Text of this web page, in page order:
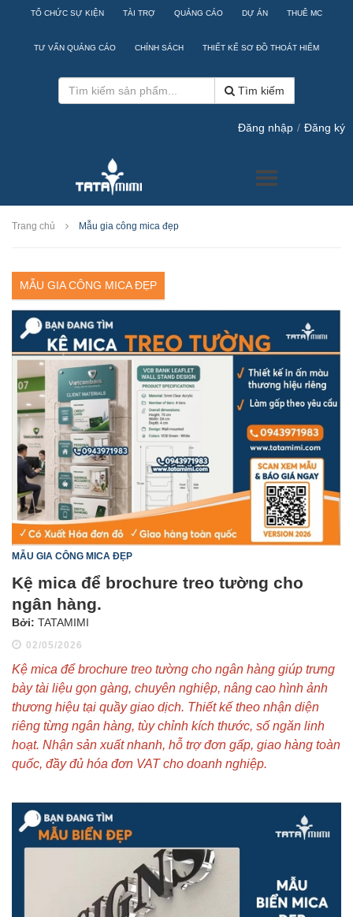
TỔ CHỨC SỰ KIỆN TÀI TRỢ QUẢNG CÁO DỰ ÁN THUÊ MC
TƯ VẤN QUẢNG CÁO CHÍNH SÁCH THIẾT KẾ SƠ ĐỒ THOÁT HIỂM
Tìm kiếm
Đăng nhập / Đăng ký
Trang chủ Mẫu gia công mica đẹp
MẪU GIA CÔNG MICA ĐẸP
MẪU GIA CÔNG MICA ĐẸP
Kệ mica để brochure treo tường cho
ngân hàng.
Bởi: TATAMIMI
02/05/2026
Kệ mica để brochure treo tường cho ngân hàng giúp trưng
bày tài liệu gọn gàng, chuyên nghiệp, nâng cao hình ảnh
thương hiệu tại quầy giao dịch. Thiết kế theo nhận diện
riêng từng ngân hàng, tùy chỉnh kích thước, số ngăn linh
hoạt. Nhận sản xuất nhanh, hỗ trợ đơn gấp, giao hàng toàn
quốc, đầy đủ hóa đơn VAT cho doanh nghiệp.